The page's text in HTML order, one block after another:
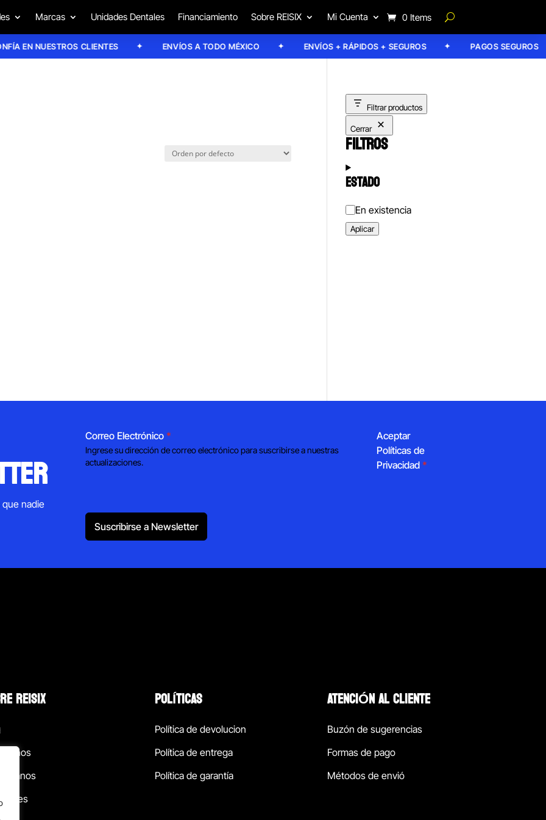
Marcas Unidades Dentales Financiamiento Sobre REISIX Mi Cuenta 0 Items
EN NUESTROS CLIENTES ENVÍOS A TODO MÉXICO ENVÍOS + RÁPIDOS + SEGUROS PAGOS SEGUROS
Filtrar productos
Cerrar
FILTROS
ESTADO
Estado
En existencia
Aplicar
nadie
Correo Electrónico *
Ingrese su dirección de correo electrónico para suscribirse a nuestras
actualizaciones.
Aceptar
Políticas de
Privacidad *
Suscribirse a Newsletter
REISIX POLÍTICAS
Política de devolucion
Política de entrega
Política de garantía
ATENCIÓN AL CLIENTE
Buzón de sugerencias
Formas de pago
Métodos de envió